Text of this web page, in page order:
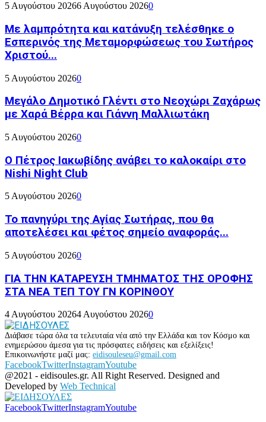
5 Αυγούστου 20266 Αυγούστου 20260
Με λαμπρότητα και κατάνυξη τελέσθηκε ο
Εσπερινός της Μεταμορφώσεως του Σωτήρος
Χριστού...
5 Αυγούστου 20260
Μεγάλο Δημοτικό Γλέντι στο Νεοχώρι Ζαχάρως
με Χαρά Βέρρα και Γιάννη Μαλλιωτάκη
5 Αυγούστου 20260
Ο Πέτρος Ιακωβίδης ανάβει το καλοκαίρι στο
Nishi Night Club
5 Αυγούστου 20260
Το πανηγύρι της Αγίας Σωτήρας, που θα
αποτελέσει και φέτος σημείο αναφοράς...
5 Αυγούστου 20260
ΓΙΑ ΤΗΝ ΚΑΤΑΡΕΥΣΗ ΤΜΗΜΑΤΟΣ ΤΗΣ ΟΡΟΦΗΣ
ΣΤΑ ΝΕΑ ΤΕΠ ΤΟΥ ΓΝ ΚΟΡΙΝΘΟΥ
4 Αυγούστου 20264 Αυγούστου 20260
Διάβασε τώρα όλα τα τελευταία νέα από την Ελλάδα και τον Κόσμο και
ενημερώσου άμεσα για τις πρόσφατες ειδήσεις και εξελίξεις!
Επικοινωνήστε μαζί μας: eidisouleseu@gmail.com
FacebookTwitterInstagramYoutube
@2021 - eidisoules.gr. All Right Reserved. Designed and
Developed by Web Technical
FacebookTwitterInstagramYoutube